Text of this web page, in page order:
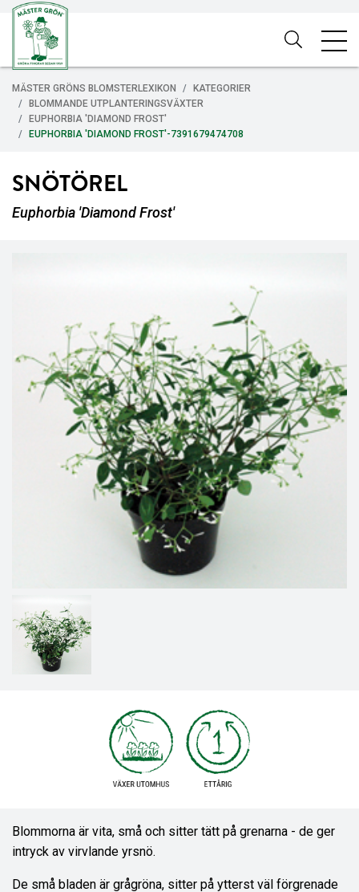
MÄSTER GRÖNS BLOMSTERLEXIKON
KATEGORIER
BLOMMANDE UTPLANTERINGSVÄXTER
EUPHORBIA 'DIAMOND FROST'
EUPHORBIA 'DIAMOND FROST'-7391679474708
SNÖTÖREL
Euphorbia 'Diamond Frost'
Blommorna är vita, små och sitter tätt på grenarna - de ger
intryck av virvlande yrsnö.
De små bladen är grågröna, sitter på ytterst väl förgrenade